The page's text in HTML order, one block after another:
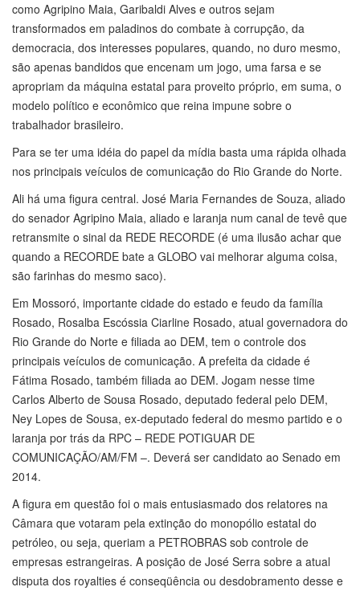
como Agripino Maia, Garibaldi Alves e outros sejam
transformados em paladinos do combate à corrupção, da
democracia, dos interesses populares, quando, no duro mesmo,
são apenas bandidos que encenam um jogo, uma farsa e se
apropriam da máquina estatal para proveito próprio, em suma, o
modelo político e econômico que reina impune sobre o
trabalhador brasileiro.
Para se ter uma idéia do papel da mídia basta uma rápida olhada
nos principais veículos de comunicação do Rio Grande do Norte.
Ali há uma figura central. José Maria Fernandes de Souza, aliado
do senador Agripino Maia, aliado e laranja num canal de tevê que
retransmite o sinal da REDE RECORDE (é uma ilusão achar que
quando a RECORDE bate a GLOBO vai melhorar alguma coisa,
são farinhas do mesmo saco).
Em Mossoró, importante cidade do estado e feudo da família
Rosado, Rosalba Escóssia Ciarline Rosado, atual governadora do
Rio Grande do Norte e filiada ao DEM, tem o controle dos
principais veículos de comunicação. A prefeita da cidade é
Fátima Rosado, também filiada ao DEM. Jogam nesse time
Carlos Alberto de Sousa Rosado, deputado federal pelo DEM,
Ney Lopes de Sousa, ex-deputado federal do mesmo partido e o
laranja por trás da RPC – REDE POTIGUAR DE
COMUNICAÇÃO/AM/FM –. Deverá ser candidato ao Senado em
2014.
A figura em questão foi o mais entusiasmado dos relatores na
Câmara que votaram pela extinção do monopólio estatal do
petróleo, ou seja, queriam a PETROBRAS sob controle de
empresas estrangeiras. A posição de José Serra sobre a atual
disputa dos royalties é conseqüência ou desdobramento desse e